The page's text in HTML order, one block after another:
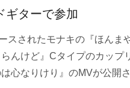
ギターで参加
スされたモナキの『ほんま
んけど』Cタイプのカップ
は心なりけり』のMVが公開